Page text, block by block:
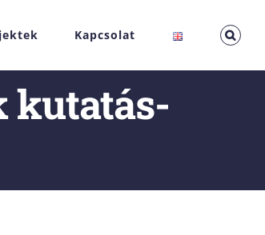
Kapcsolat
kutatás-